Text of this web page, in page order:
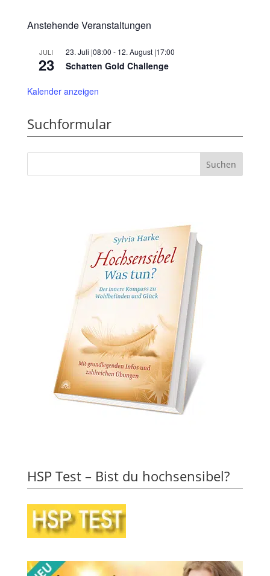
Anstehende Veranstaltungen
JULI
23
23. Juli |08:00 - 12. August |17:00
Schatten Gold Challenge
Kalender anzeigen
Suchformular
HSP Test – Bist du hochsensibel?